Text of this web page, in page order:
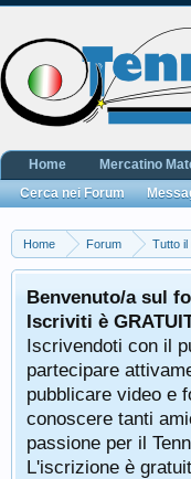
Home Forum Tutto il
Benvenuto/a sul
Iscriviti è
Iscrivendoti con il
partecipare
pubblicare video e
conoscere tanti
passione per il
L'iscrizione è
Home Mercatino
Cerca nei Forum